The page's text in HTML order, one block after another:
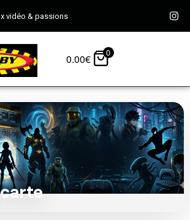
vidéo & passions
0.00€ 0